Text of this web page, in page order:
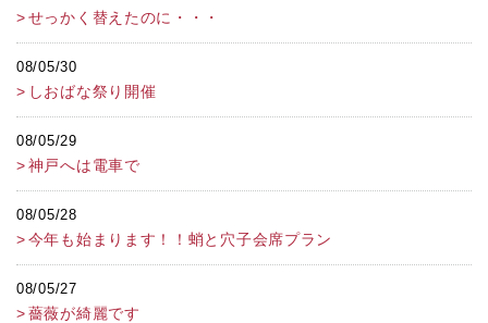
せっかく替えたのに・・・
08/05/30
しおばな祭り開催
08/05/29
神戸へは電車で
08/05/28
今年も始まります！！蛸と穴子会席プラン
08/05/27
薔薇が綺麗です